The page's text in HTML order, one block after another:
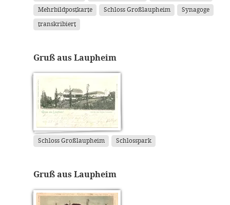
Mehrbildpostkarte Schloss Großlaupheim Synagoge
transkribiert
Gruß aus Laupheim
Schloss Großlaupheim Schlosspark
Gruß aus Laupheim